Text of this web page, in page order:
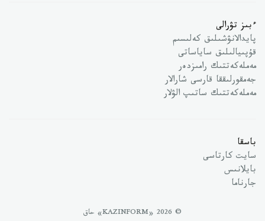
ءبىز تۋرالى
پايدالانۋشىلىق كەلىسىم
قۇپىيالىلىق ساياساتى
مەملەكەتتىك رامىزدەر
جەمقورلىققا قارسى شارالار
مەملەكەتتىك ساتىپ الۋلار
باسقا
سايت كارتاسى
بايلانىس
جارناما
© 2026 «KAZINFORM» حاق